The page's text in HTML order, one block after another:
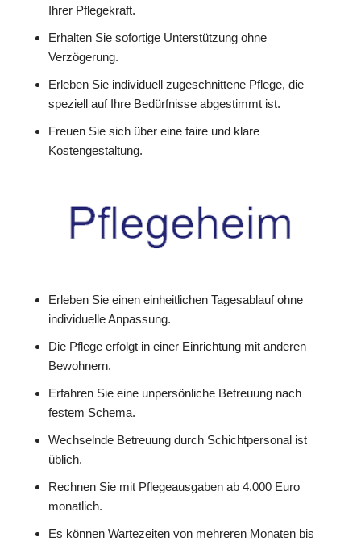
Ihrer Pflegekraft.
Erhalten Sie sofortige Unterstützung ohne
Verzögerung.
Erleben Sie individuell zugeschnittene Pflege, die
speziell auf Ihre Bedürfnisse abgestimmt ist.
Freuen Sie sich über eine faire und klare
Kostengestaltung.
Erleben Sie einen einheitlichen Tagesablauf ohne
individuelle Anpassung.
Die Pflege erfolgt in einer Einrichtung mit anderen
Bewohnern.
Erfahren Sie eine unpersönliche Betreuung nach
festem Schema.
Wechselnde Betreuung durch Schichtpersonal ist
üblich.
Rechnen Sie mit Pflegeausgaben ab 4.000 Euro
monatlich.
Es können Wartezeiten von mehreren Monaten bis